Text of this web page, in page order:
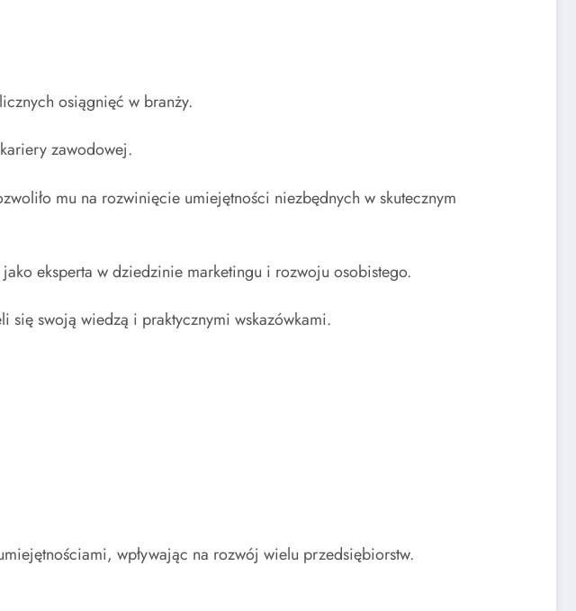
osiągnięć w branży.
zawodowej.
mu na rozwinięcie umiejętności niezbędnych w skutecznym
eksperta w dziedzinie marketingu i rozwoju osobistego.
swoją wiedzą i praktycznymi wskazówkami.
wpływając na rozwój wielu przedsiębiorstw.